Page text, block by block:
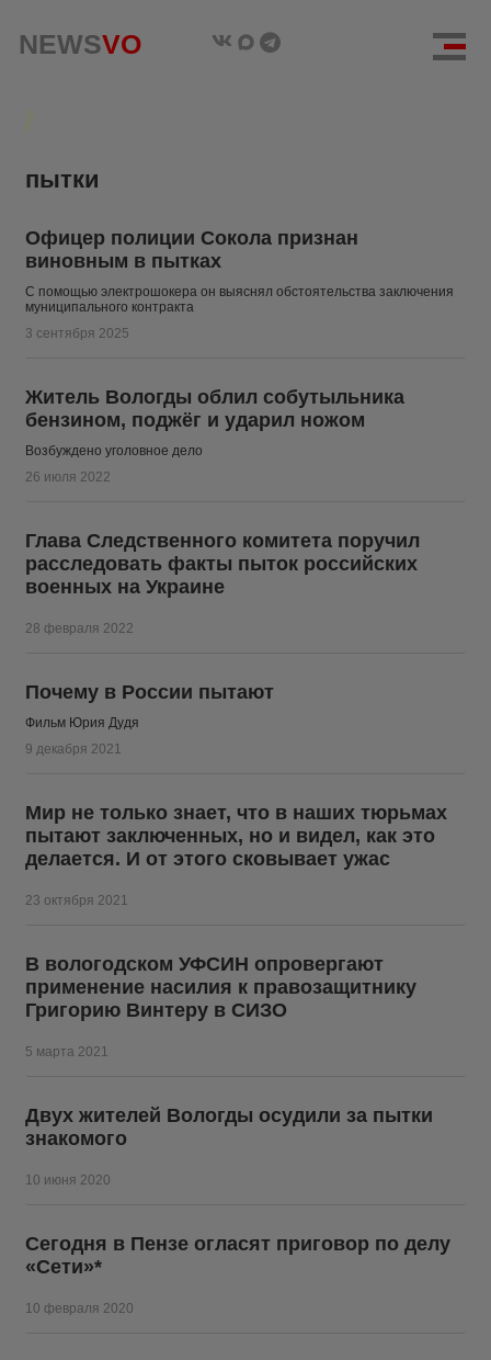
NEWSVO
NEWSVO
пытки
Офицер полиции Сокола признан
виновным в пытках
С помощью электрошокера он выяснял обстоятельства заключения
муниципального контракта
3 сентября 2025
Житель Вологды облил собутыльника
бензином, поджёг и ударил ножом
Возбуждено уголовное дело
26 июля 2022
Глава Следственного комитета поручил
расследовать факты пыток российских
военных на Украине
28 февраля 2022
Почему в России пытают
Фильм Юрия Дудя
9 декабря 2021
Мир не только знает, что в наших тюрьмах
пытают заключенных, но и видел, как это
делается. И от этого сковывает ужас
23 октября 2021
В вологодском УФСИН опровергают
применение насилия к правозащитнику
Григорию Винтеру в СИЗО
5 марта 2021
Двух жителей Вологды осудили за пытки
знакомого
10 июня 2020
Сегодня в Пензе огласят приговор по делу
«Сети»*
10 февраля 2020